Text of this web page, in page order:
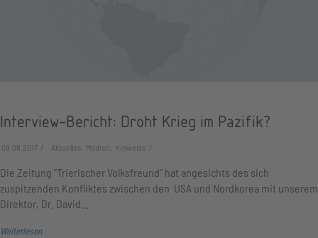
Interview-Bericht: Droht Krieg im Pazifik?
09.08.2017 Aktuelles, Medien, Hinweise
Die Zeitung "Trierischer Volksfreund" hat angesichts des sich
zuspitzenden Konfliktes zwischen den USA und Nordkorea mit unserem
Direktor, Dr. David…
Weiterlesen